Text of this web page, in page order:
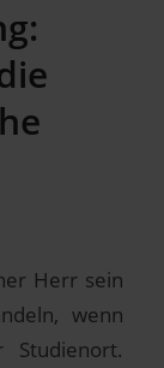
Herr sein
wenn